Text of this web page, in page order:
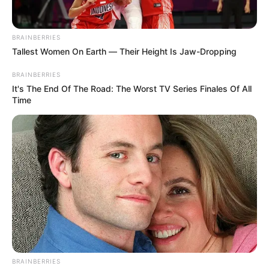
organizar un torneo con la participación de selecciones
de otras confederaciones. Se apunta a que serían un total
de ocho equipos invitados para completarun torneo de
España, Francia, Egipto, Senegal, Japón y Australia
BRAINBERRIES
Tallest Women On Earth — Their Height Is Jaw-Dropping
BRAINBERRIES
It's The End Of The Road: The Worst TV Series Finales Of All
Time
BRAINBERRIES